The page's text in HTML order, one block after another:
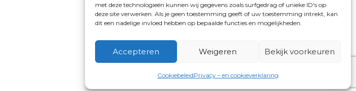
met deze technologieën kunnen wij gegevens zoals surfgedrag of unieke ID's op
deze site verwerken. Als je geen toestemming geeft of uw toestemming intrekt, kan
dit een nadelige invloed hebben op bepaalde functies en mogelijkheden.
Accepteren Weigeren Bekijk voorkeuren
CookiebeleidPrivacy – en cookieverklaring